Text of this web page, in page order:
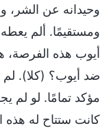
وحيدانه عن الشر،
ومستقيمًا. ألم
أيوب هذه الفرصة،
ضد أيوب؟ (كلا). لم
مؤكد تمامًا. لو لم
كانت ستتاح له هذه